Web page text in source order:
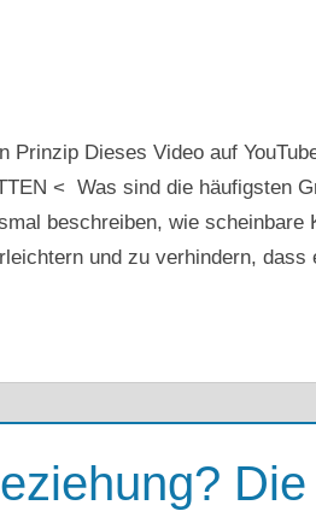
Prinzip Dieses Video auf
< Was sind die häufigsten
beschreiben, wie scheinbare
und zu verhindern, dass
Die